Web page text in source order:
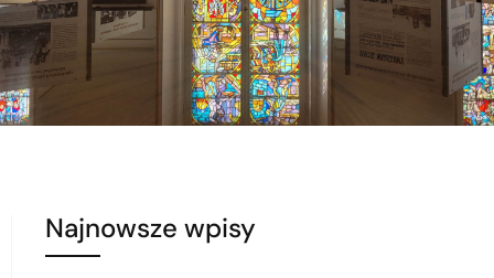
Najnowsze wpisy